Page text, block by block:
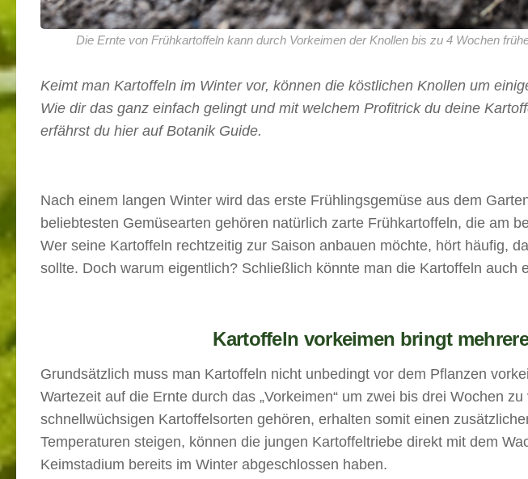
Die Ernte von Frühkartoffeln kann durch Vorkeimen der Knollen bis zu 4 Wochen
Keimt man Kartoffeln im Winter vor, können die köstlichen Knollen um
Wie dir das ganz einfach gelingt und mit welchem Profitrick du deine
erfährst du hier auf Botanik Guide.
Nach einem langen Winter wird das erste Frühlingsgemüse aus dem
beliebtesten Gemüsearten gehören natürlich zarte Frühkartoffeln, die am
Wer seine Kartoffeln rechtzeitig zur Saison anbauen möchte, hört häufig,
sollte. Doch warum eigentlich? Schließlich könnte man die Kartoffeln auch
Kartoffeln vorkeimen bringt
Grundsätzlich muss man Kartoffeln nicht unbedingt vor dem Pflanzen
Wartezeit auf die Ernte durch das „Vorkeimen“ um zwei bis drei Wochen
schnellwüchsigen Kartoffelsorten gehören, erhalten somit einen
Temperaturen steigen, können die jungen Kartoffeltriebe direkt mit dem
Keimstadium bereits im Winter abgeschlossen haben.